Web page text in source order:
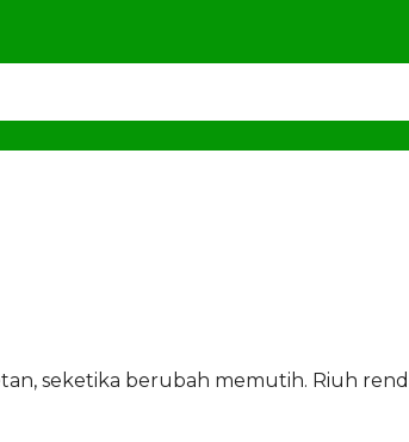
seketika berubah memutih. Riuh